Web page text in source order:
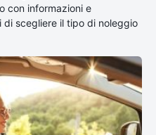
con informazioni e
scegliere il tipo di noleggio